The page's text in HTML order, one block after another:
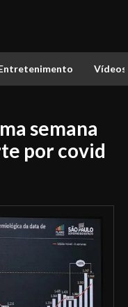
Vídeos
semana
por covid